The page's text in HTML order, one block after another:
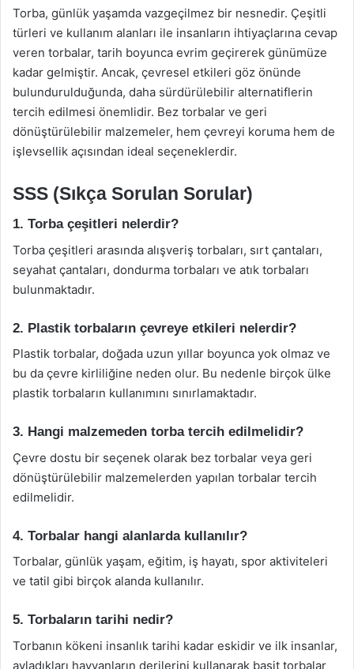
Torba, günlük yaşamda vazgeçilmez bir nesnedir. Çeşitli
türleri ve kullanım alanları ile insanların ihtiyaçlarına cevap
veren torbalar, tarih boyunca evrim geçirerek günümüze
kadar gelmiştir. Ancak, çevresel etkileri göz önünde
bulundurulduğunda, daha sürdürülebilir alternatiflerin
tercih edilmesi önemlidir. Bez torbalar ve geri
dönüştürülebilir malzemeler, hem çevreyi koruma hem de
işlevsellik açısından ideal seçeneklerdir.
SSS (Sıkça Sorulan Sorular)
1. Torba çeşitleri nelerdir?
Torba çeşitleri arasında alışveriş torbaları, sırt çantaları,
seyahat çantaları, dondurma torbaları ve atık torbaları
bulunmaktadır.
2. Plastik torbaların çevreye etkileri nelerdir?
Plastik torbalar, doğada uzun yıllar boyunca yok olmaz ve
bu da çevre kirliliğine neden olur. Bu nedenle birçok ülke
plastik torbaların kullanımını sınırlamaktadır.
3. Hangi malzemeden torba tercih edilmelidir?
Çevre dostu bir seçenek olarak bez torbalar veya geri
dönüştürülebilir malzemelerden yapılan torbalar tercih
edilmelidir.
4. Torbalar hangi alanlarda kullanılır?
Torbalar, günlük yaşam, eğitim, iş hayatı, spor aktiviteleri
ve tatil gibi birçok alanda kullanılır.
5. Torbaların tarihi nedir?
Torbanın kökeni insanlık tarihi kadar eskidir ve ilk insanlar,
avladıkları hayvanların derilerini kullanarak basit torbalar